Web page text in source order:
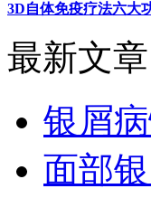
3D自体免疫疗法六大
最新文章
银屑
面部